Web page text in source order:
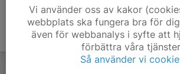
Vi använder oss av kakor
webbplats ska fungera bra för
även för webbanalys i syfte att
förbättra våra
Så använder vi